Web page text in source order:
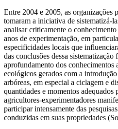
Entre 2004 e 2005, as organizações
tomaram a iniciativa de sistematizá-
analisar criticamente o
anos de experimentação, em
especificidades locais que
das conclusões dessa sistematização
aprofundamento dos conhecimentos
ecológicos gerados com a
arbóreas, em especial a ciclagem e
quantidades e momentos adequados
agricultores-experimentadores
participar intensamente das
conduzidas em suas propriedades